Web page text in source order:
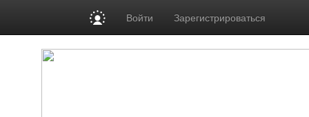
Войти Зарегистрироваться